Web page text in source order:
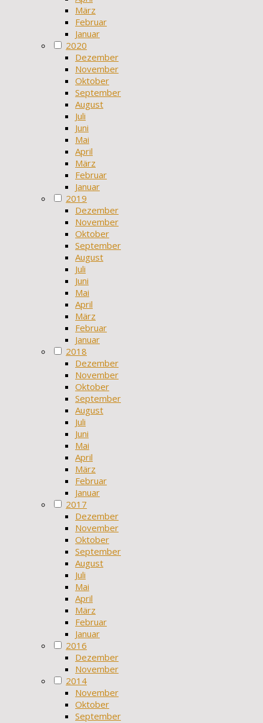
März
Februar
Januar
2020
Dezember
November
Oktober
September
August
Juli
Juni
Mai
April
März
Februar
Januar
2019
Dezember
November
Oktober
September
August
Juli
Juni
Mai
April
März
Februar
Januar
2018
Dezember
November
Oktober
September
August
Juli
Juni
Mai
April
März
Februar
Januar
2017
Dezember
November
Oktober
September
August
Juli
Mai
April
März
Februar
Januar
2016
Dezember
November
2014
November
Oktober
September